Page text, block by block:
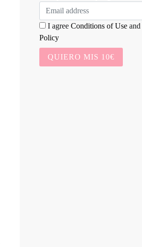
I agree Conditions of Use and
Policy
QUIERO MIS 10€